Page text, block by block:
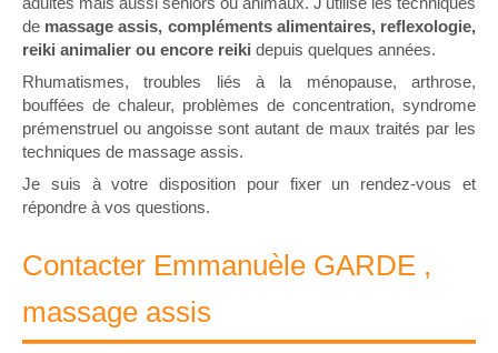
de massage assis, compléments alimentaires, reflexologie,
reiki animalier ou encore reiki depuis quelques années.
Rhumatismes, troubles liés à la ménopause, arthrose,
bouffées de chaleur, problèmes de concentration, syndrome
prémenstruel ou angoisse sont autant de maux traités par les
techniques de massage assis.
Je suis à votre disposition pour fixer un rendez-vous et
répondre à vos questions.
Contacter Emmanuèle GARDE ,
massage assis